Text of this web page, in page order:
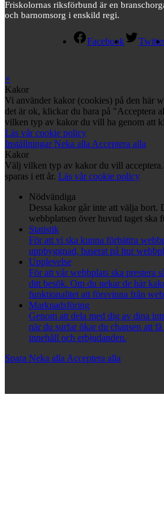
Friskolornas riksförbund är en
och barnomsorg i enskild regi.
Facebook
×
Kakor
Vi använder kakor (cookies) på den här
det är ok, klickar du bara på "Acceptera
vilken typ av kakor du vill ha genom att
Läs vår cookie policy
InställningarNeka allaAcceptera alla
Kakor
Välj vilken typ av kakor du vill
sparas i ett år. Läs vår cookie policy
Nödvändiga
Dessa kakor går inte att välja bort.
webbplatsen över huvud taget ska
Statistik
För att vi ska kunna förbättra
uppbyggnad, baserat på hur
Upplevelse
För att vår webbplats ska prestera
ditt besök. Om du nekar de här
funktionalitet att försvinna från
Marknadsföring
Genom att dela med dig av dina
när du surfar ökar du chansen att
innehåll och erbjudanden.
Spara Neka allaAcceptera alla